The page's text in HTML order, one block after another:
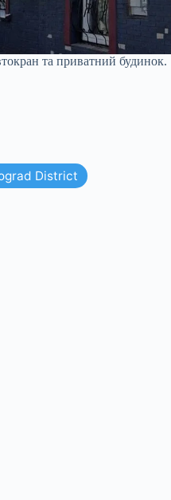
та приватний будинок.
District